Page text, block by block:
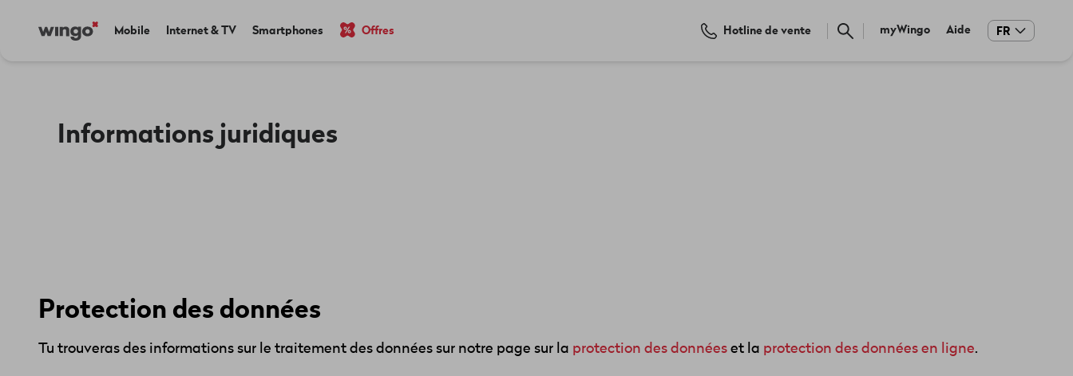
Main
Mobile Internet & TV Smartphones Offres Hotline de vente
Meta
myWingo Aide FR
Informations juridiques
Protection des données
Tu trouveras des informations sur le traitement des données sur notre page sur la protection des données et la protection des données en ligne.